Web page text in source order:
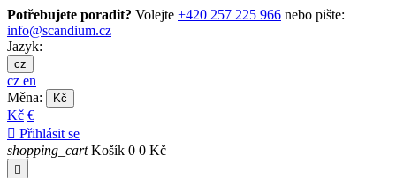
Potřebujete poradit? Volejte +420 257 225 966 nebo pište:
info@scandium.cz
Jazyk:
cz
cz en
Měna:
Kč
Kč €
 Přihlásit se
shopping_cart Košík 0 0 Kč
